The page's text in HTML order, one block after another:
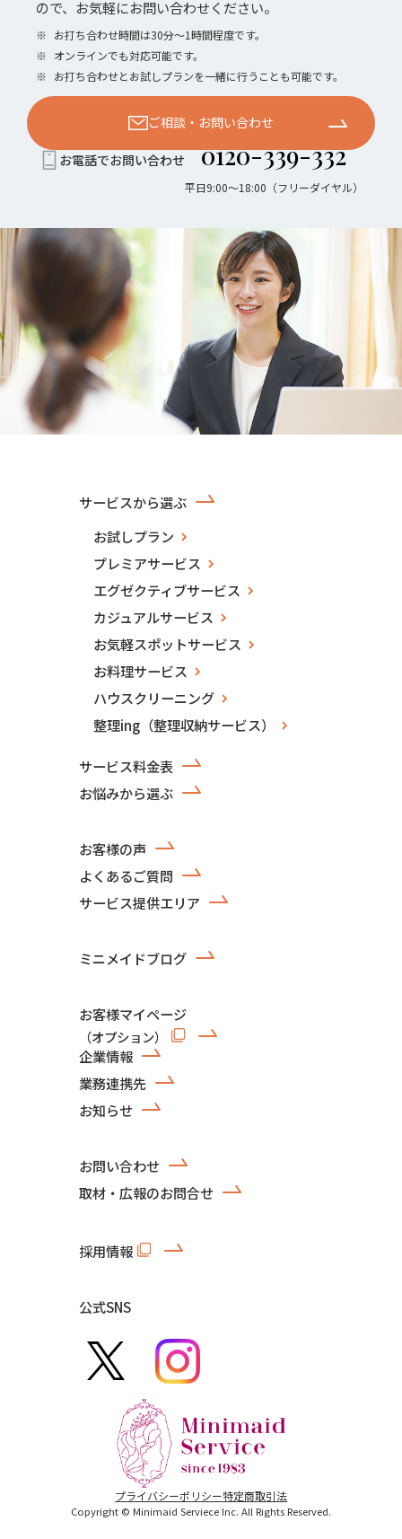
ので、お気軽にお問い合わせください。
※ お打ち合わせ時間は30分〜1時間程度です。
※ オンラインでも対応可能です。
※ お打ち合わせとお試しプランを一緒に行うことも可能です。
ご相談・お問い合わせ
お電話でお問い合わせ 0120-339-332
平日9:00〜18:00（フリーダイヤル）
サービスから選ぶ
お試しプラン
プレミアサービス
エグゼクティブサービス
カジュアルサービス
お気軽スポットサービス
お料理サービス
ハウスクリーニング
整理ing（整理収納サービス）
サービス料金表
お悩みから選ぶ
お客様の声
よくあるご質問
サービス提供エリア
ミニメイドブログ
お客様マイページ
（オプション）
企業情報
業務連携先
お知らせ
お問い合わせ
取材・広報のお問合せ
採用情報
公式SNS
プライバシーポリシー特定商取引法
Copyright © Minimaid Serviece Inc. All Rights Reserved.